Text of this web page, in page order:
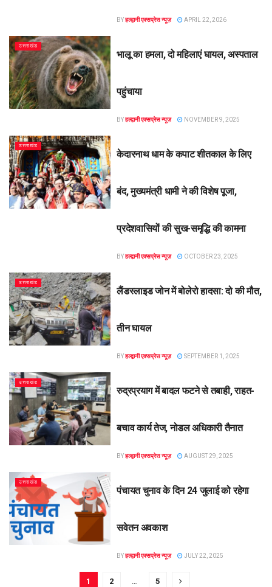
BYहल्द्वानी एक्सप्रेस न्यूज़ APRIL 22, 2026
उत्तराखंड
भालू का हमला, दो महिलाएं घायल, अस्पताल
पहुंचाया
BYहल्द्वानी एक्सप्रेस न्यूज़ NOVEMBER 9, 2025
उत्तराखंड
केदारनाथ धाम के कपाट शीतकाल के लिए
बंद, मुख्यमंत्री धामी ने की विशेष पूजा,
प्रदेशवासियों की सुख-समृद्धि की कामना
BYहल्द्वानी एक्सप्रेस न्यूज़ OCTOBER 23, 2025
उत्तराखंड
लैंडस्लाइड जोन में बोलेरो हादसा: दो की मौत,
तीन घायल
BYहल्द्वानी एक्सप्रेस न्यूज़ SEPTEMBER 1, 2025
उत्तराखंड
रुद्रप्रयाग में बादल फटने से तबाही, राहत-
बचाव कार्य तेज, नोडल अधिकारी तैनात
BYहल्द्वानी एक्सप्रेस न्यूज़ AUGUST 29, 2025
उत्तराखंड
पंचायत चुनाव के दिन 24 जुलाई को रहेगा
सवेतन अवकाश
BYहल्द्वानी एक्सप्रेस न्यूज़ JULY 22, 2025
1 2 … 5